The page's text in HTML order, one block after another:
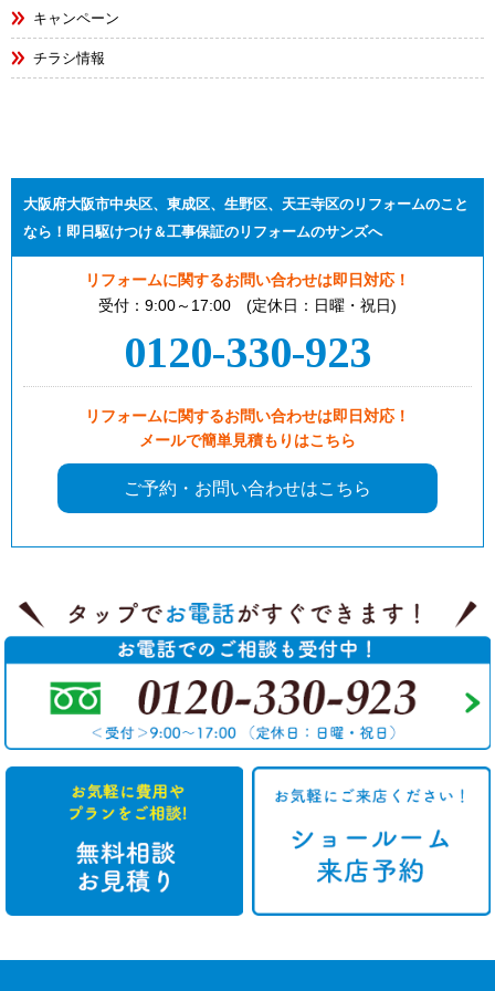
キャンペーン
チラシ情報
大阪府大阪市中央区、東成区、生野区、天王寺区のリフォームのこと
なら！即日駆けつけ＆工事保証のリフォームのサンズへ
リフォームに関するお問い合わせは即日対応！
受付：9:00～17:00 (定休日：日曜・祝日)
0120-330-923
リフォームに関するお問い合わせは即日対応！
メールで簡単見積もりはこちら
ご予約・お問い合わせはこちら